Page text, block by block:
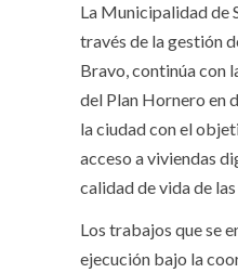
La Municipalidad de
través de la gestión
Bravo, continúa con
del Plan Hornero en
la ciudad con el
acceso a viviendas
calidad de vida de
Los trabajos que se
ejecución bajo la